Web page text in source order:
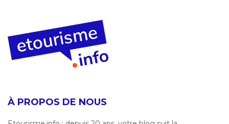
À PROPOS DE NOUS